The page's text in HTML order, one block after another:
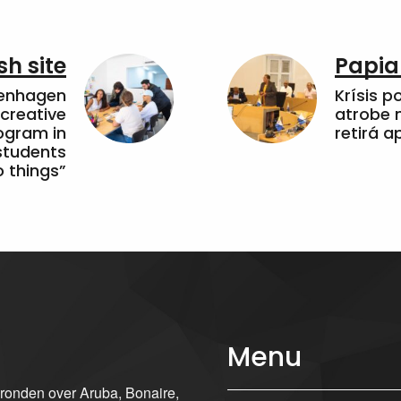
site
in
things”
Krísis
atrobe
retirá
over Aruba, Bonaire,
Menu